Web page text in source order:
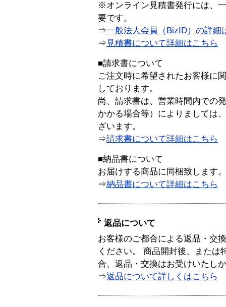
※オンライン見積書発行には、
要です。
⇒一般法人会員（BizID）の詳細
⇒ 見積書について詳細はこちら
■請求書について
ご注文時に希望されたお客様に
しております。
尚、請求書は、営業時間内での
かかる場合等）によりましては
ざいます。
⇒請求書について詳細はこちら
■納品書について
お届けする商品に同梱致します。
⇒納品書について詳細はこちら
返品について
お客様のご都合による返品・交
ください。 商品開封後、または
合、返品・交換はお受けいたし
⇒返品について詳しくはこちら